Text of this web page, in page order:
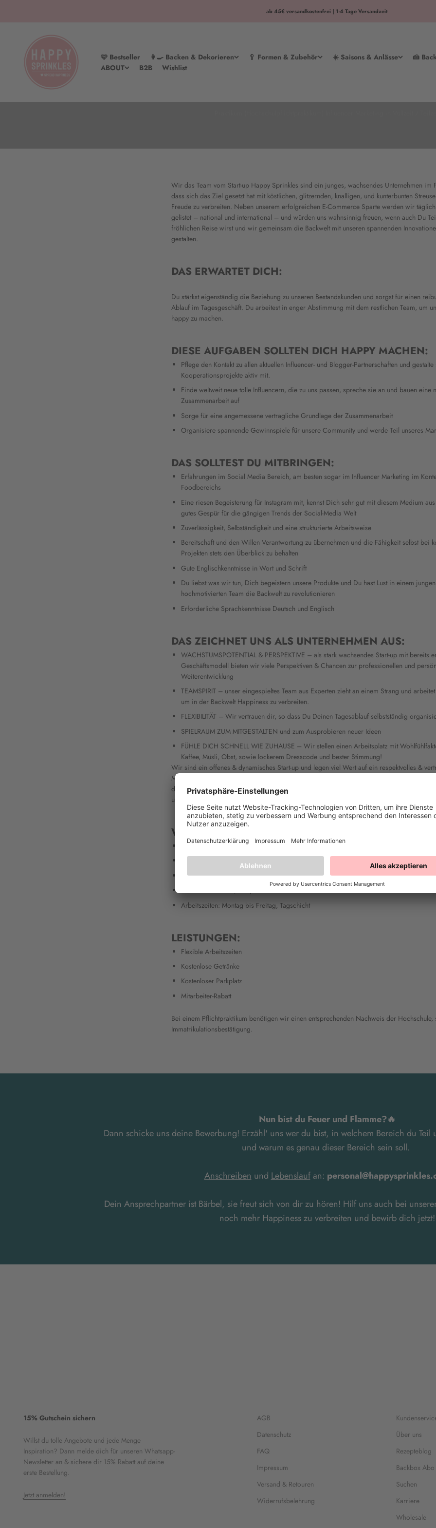
ab 45€ versandkostenfrei | 1-4 Tage Versandzeit
🩷 Bestseller 👩‍🍳 Backen & Dekorieren 🥄 Formen & Zubehör ☀️ Saisons & Anlässe 🍰
ABOUT
B2B Wishlist
HAPPY SPRINKLES | D2C
Wir das Team vom Start-up Happy Sprinkles sind ein junges, wachsendes Unternehmen im
dass sich das Ziel gesetzt hat mit köstlichen, glitzernden, knalligen, und kunterbunten
Freude zu verbreiten. Neben unserem erfolgreichen E-Commerce Sparte werden wir
gelistet – national und international – und würden uns wahnsinnig freuen, wenn auch Du
fröhlichen Reise wirst und wir gemeinsam die Backwelt mit unseren spannenden
gestalten.
DAS ERWARTET DICH:
Du stärkst eigenständig die Beziehung zu unseren Bestandskunden und sorgst für einen
Ablauf im Tagesgeschäft. Du arbeitest in enger Abstimmung mit dem restlichen Team, um
happy zu machen.
DIESE AUFGABEN SOLLTEN DICH HAPPY MACHEN:
Pflege den Kontakt zu allen aktuellen Influencer- und Blogger-Partnerschaften und
Kooperationsprojekte aktiv mit.
Finde weltweit neue tolle Influencern, die zu uns passen, spreche sie an und bauen eine
Zusammenarbeit auf
Sorge für eine angemessene vertragliche Grundlage der Zusammenarbeit
Organisiere spannende Gewinnspiele für unsere Community und werde Teil unseres
DAS SOLLTEST DU MITBRINGEN:
Erfahrungen im Social Media Bereich, am besten sogar im Influencer Marketing im
Foodbereichs
Eine riesen Begeisterung für Instagram mit, kennst Dich sehr gut mit diesem Medium
gutes Gespür für die gängigen Trends der Social-Media Welt
Zuverlässigkeit, Selbständigkeit und eine strukturierte Arbeitsweise
Bereitschaft und den Willen Verantwortung zu übernehmen und die Fähigkeit selbst bei
Projekten stets den Überblick zu behalten
Gute Englischkenntnisse in Wort und Schrift
Du liebst was wir tun, Dich begeistern unsere Produkte und Du hast Lust in einem
hochmotivierten Team die Backwelt zu revolutionieren
Erforderliche Sprachkenntnisse Deutsch und Englisch
DAS ZEICHNET UNS ALS UNTERNEHMEN AUS:
WACHSTUMSPOTENTIAL & PERSPEKTIVE – als stark wachsendes Start-up mit bereits
Geschäftsmodell bieten wir viele Perspektiven & Chancen zur professionellen und
Weiterentwicklung
TEAMSPIRIT – unser eingespieltes Team aus Experten zieht an einem Strang und
um in der Backwelt Happiness zu verbreiten.
FLEXIBILITÄT – Wir vertrauen dir, so dass Du Deinen Tagesablauf selbstständig
SPIELRAUM ZUM MITGESTALTEN und zum Ausprobieren neuer Ideen
FÜHLE DICH SCHNELL WIE ZUHAUSE – Wir stellen einen Arbeitsplatz mit
Kaffee, Müsli, Obst, sowie lockerem Dresscode und bester Stimmung!
Wir sind ein offenes & dynamisches Start-up und legen viel Wert auf ein respektvolles &
Miteinander, höchste Motivation, ein starkes Teamgefühl, sowie Begeisterung für unsere
dulden keinerlei Sexismus oder Rassismus und lehnen jegliche Art von Diskriminierung ab.
uns über jedes Teammitglied, dass Happy Sprinkles durch seine Fähigkeiten bereichert!
WEITERE INFORMATIONEN:
Art der Stelle: Vollzeit, Teilzeit, Befristeter Vertrag, Praktikum, Werkstudent
Arbeitsstunden: 20-40 pro Woche
Arbeitszeiten: Montag bis Freitag, Tagschicht
LEISTUNGEN:
Flexible Arbeitszeiten
Kostenlose Getränke
Kostenloser Parkplatz
Mitarbeiter-Rabatt
Bei einem Pflichtpraktikum benötigen wir einen entsprechenden Nachweis der Hochschule,
Immatrikulationsbestätigung.
Nun bist du Feuer und Flamme?🔥
Dann schicke uns deine Bewerbung! Erzähl' uns wer du bist, in welchem Bereich du Teil
und warum es genau dieser Bereich sein soll.
Anschreiben und Lebenslaufan:
Dein Ansprechpartner ist Bärbel, sie freut sich von dir zu hören! Hilf uns auch bei
noch mehr Happiness zu verbreiten und bewirb dich jetzt!
15% Gutschein sichern
Willst du tolle Angebote und jede Menge
Inspiration? Dann melde dich für unseren Whatsapp-
Newsletter an & sichere dir 15% Rabatt auf deine
erste Bestellung.
Jetzt anmelden!
AGB
Datenschutz
FAQ
Impressum
Versand & Retouren
Widerrufsbelehrung
Über uns
Rezepteblog
Backbox
Suchen
Karriere
Wholesale